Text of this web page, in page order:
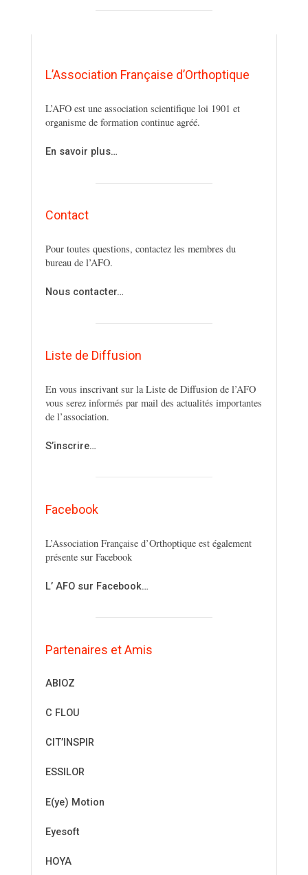
L’Association Française d’Orthoptique
L’AFO est une association scientifique loi 1901 et
organisme de formation continue agréé.
En savoir plus…
Contact
Pour toutes questions, contactez les membres du
bureau de l’AFO.
Nous contacter…
Liste de Diffusion
En vous inscrivant sur la Liste de Diffusion de l’AFO
vous serez informés par mail des actualités importantes
de l’association.
S’inscrire…
Facebook
L’Association Française d’Orthoptique est également
présente sur Facebook
L’ AFO sur Facebook…
Partenaires et Amis
ABIOZ
C FLOU
CIT’INSPIR
ESSILOR
E(ye) Motion
Eyesoft
HOYA